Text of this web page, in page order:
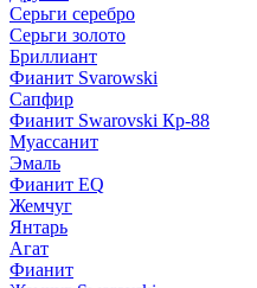
Серьги серебро
Серьги золото
Бриллиант
Фианит Svarowski
Сапфир
Фианит Swarovski Кр-88
Муассанит
Эмаль
Фианит EQ
Жемчуг
Янтарь
Агат
Фианит